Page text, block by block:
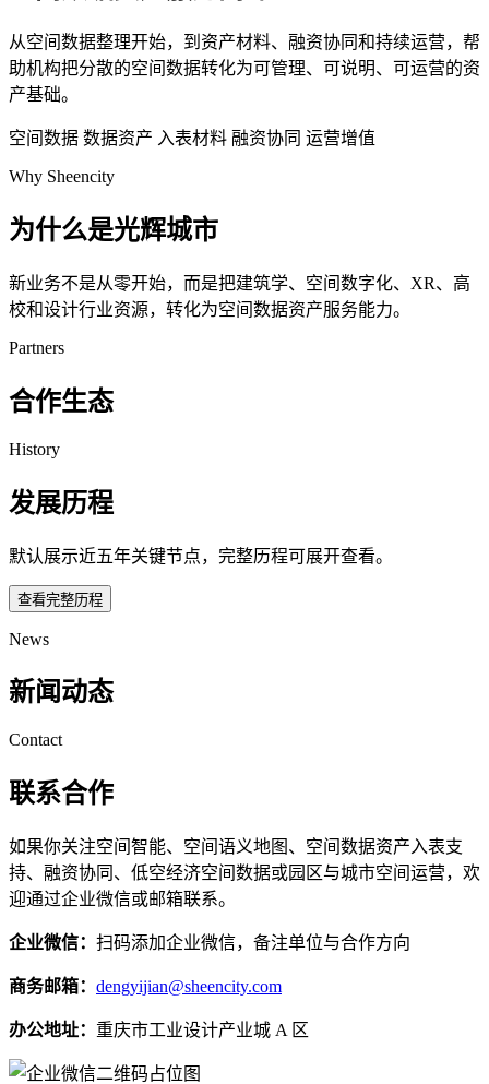
从空间数据整理开始，到资产材料、融资协同和持续运营，帮
助机构把分散的空间数据转化为可管理、可说明、可运营的资
产基础。
空间数据 数据资产 入表材料 融资协同 运营增值
Why Sheencity
为什么是光辉城市
新业务不是从零开始，而是把建筑学、空间数字化、XR、高
校和设计行业资源，转化为空间数据资产服务能力。
Partners
合作生态
History
发展历程
默认展示近五年关键节点，完整历程可展开查看。
查看完整历程
News
新闻动态
Contact
联系合作
如果你关注空间智能、空间语义地图、空间数据资产入表支
持、融资协同、低空经济空间数据或园区与城市空间运营，欢
迎通过企业微信或邮箱联系。
企业微信： 扫码添加企业微信，备注单位与合作方向
商务邮箱： dengyijian@sheencity.com
办公地址： 重庆市工业设计产业城 A 区